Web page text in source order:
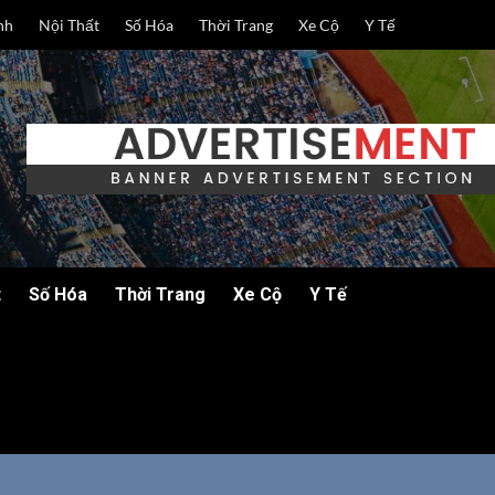
Nội Thất Số Hóa Thời Trang Xe Cộ Y Tế
Số Hóa Thời Trang Xe Cộ Y Tế